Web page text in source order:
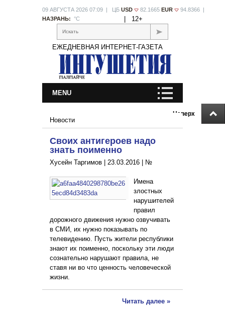
Наверх
09 АВГУСТА 2026 07:09 | ЦБ USD 82.1665 EUR
94.8366 |
НАЗРАНЬ: °С 12+
Искать
ЕЖЕДНЕВНАЯ ИНТЕРНЕТ-ГАЗЕТА
MENU
Новости
Своих антигероев надо
знать поименно
Хусейн Таргимов | 23.03.2016 №
Имена
злостных
нарушителей
правил
дорожного движения нужно озвучивать
в СМИ, их нужно показывать по
телевидению. Пусть жители республики
знают их поименно, поскольку эти люди
сознательно нарушают правила, не
ставя ни во что ценность человеческой
жизни.
Читать далее »